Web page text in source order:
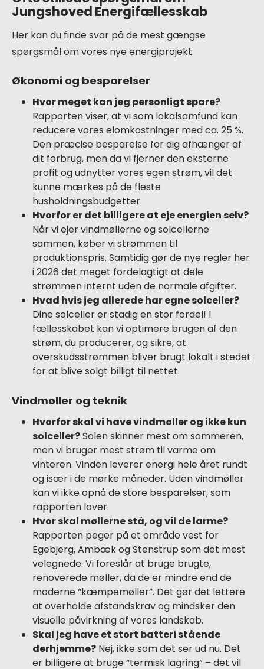
Jungshoved Energifællesskab
Her kan du finde svar på de mest gængse
spørgsmål om vores nye energiprojekt.
Økonomi og besparelser
Hvor meget kan jeg personligt spare?
Rapporten viser, at vi som lokalsamfund kan
reducere vores elomkostninger med ca. 25 %.
Den præcise besparelse for dig afhænger af
dit forbrug, men da vi fjerner den eksterne
profit og udnytter vores egen strøm, vil det
kunne mærkes på de fleste
husholdningsbudgetter.
Hvorfor er det billigere at eje energien selv?
Når vi ejer vindmøllerne og solcellerne
sammen, køber vi strømmen til
produktionspris. Samtidig gør de nye regler her
i 2026 det meget fordelagtigt at dele
strømmen internt uden de normale afgifter.
Hvad hvis jeg allerede har egne solceller?
Dine solceller er stadig en stor fordel! I
fællesskabet kan vi optimere brugen af den
strøm, du producerer, og sikre, at
overskudsstrømmen bliver brugt lokalt i stedet
for at blive solgt billigt til nettet.
Vindmøller og teknik
Hvorfor skal vi have vindmøller og ikke kun
solceller?Solen skinner mest om sommeren,
men vi bruger mest strøm til varme om
vinteren. Vinden leverer energi hele året rundt
og især i de mørke måneder. Uden vindmøller
kan vi ikke opnå de store besparelser, som
rapporten lover.
Hvor skal møllerne stå, og vil de larme?
Rapporten peger på et område vest for
Egebjerg, Ambæk og Stenstrup som det mest
velegnede. Vi foreslår at bruge brugte,
renoverede møller, da de er mindre end de
moderne “kæmpemøller”. Det gør det lettere
at overholde afstandskrav og mindsker den
visuelle påvirkning af vores landskab.
Skal jeg have et stort batteri stående
derhjemme? Nej, ikke som det ser ud nu. Det
er billigere at bruge “termisk lagring” – det vil